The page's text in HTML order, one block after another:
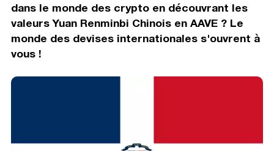
dans le monde des crypto en découvrant les
valeurs Yuan Renminbi Chinois en AAVE ? Le
monde des devises internationales s'ouvrent à
vous !